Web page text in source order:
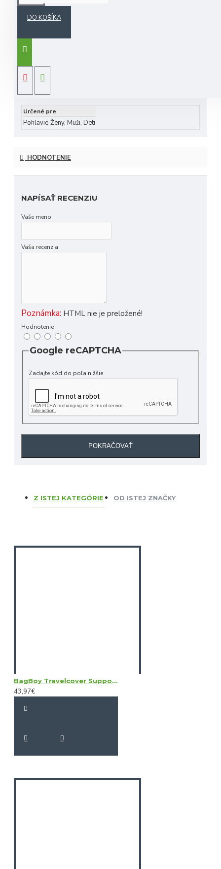
DO KOŠÍKA
pružná, aby zabezpečila krytie vašich palíc
fairway
vysoko kvalitný kryt hlavy
maximálna ochrana
vyrobené z dlhotrvajúcich tkanín
ŠPECIFIKÁCIA
Určené pre
Pohlavie Ženy, Muži, Deti
HODNOTENIE
NAPÍSAŤ RECENZIU
Vaše meno
Vaša recenzia
Poznámka: HTML nie je preložené!
Hodnotenie
Google reCAPTCHA
Zadajte kód do poľa nižšie
POKRAČOVAŤ
Z ISTEJ KATEGÓRIE OD ISTEJ ZNAČKY
BagBoy Travelcover Support System
43,97€